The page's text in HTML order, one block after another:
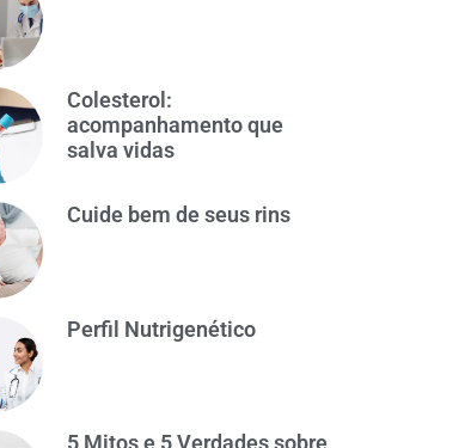
Colesterol:
acompanhamento que
salva vidas
Cuide bem de seus rins
Perfil Nutrigenético
5 Mitos e 5 Verdades sobre